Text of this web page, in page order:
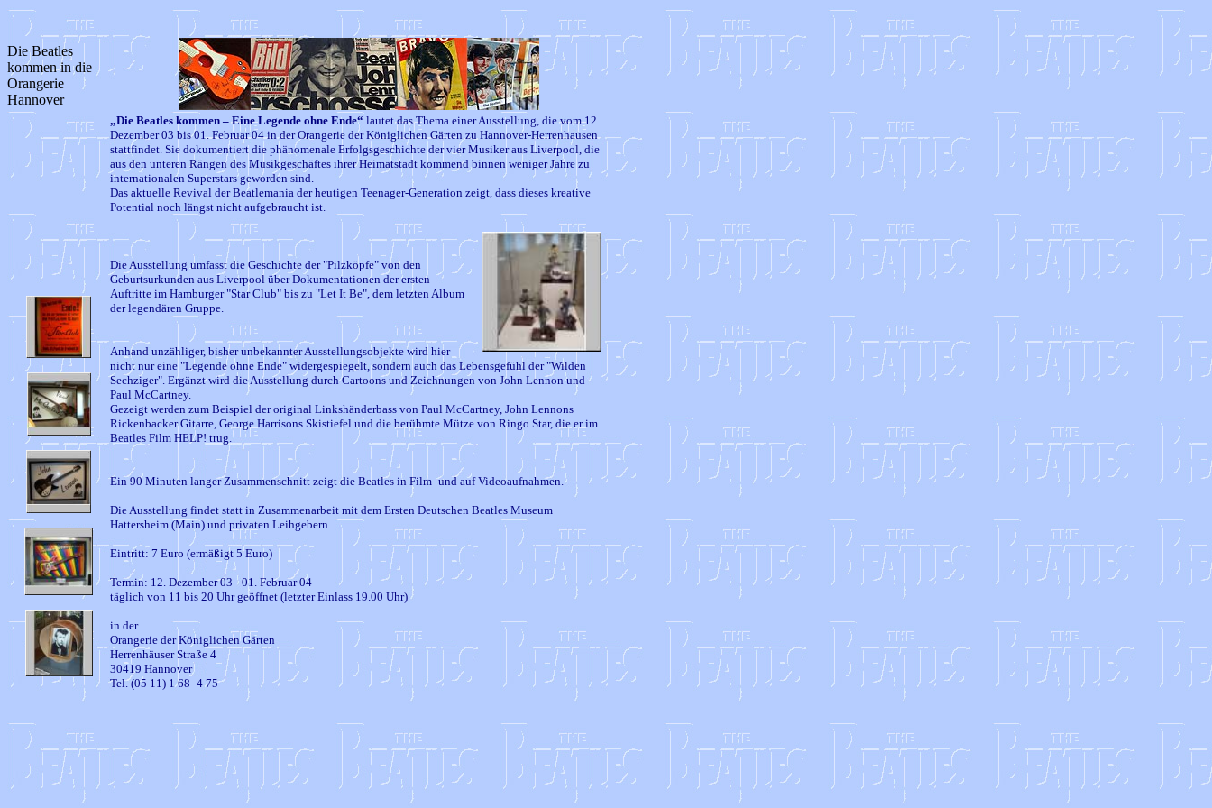
Die Beatles
kommen in die
Orangerie
Hannover
„Die Beatles kommen – Eine Legende ohne Ende“ lautet das Thema einer Ausstellung, die vom 12.
Dezember 03 bis 01. Februar 04 in der Orangerie der Königlichen Gärten zu Hannover-Herrenhausen
stattfindet. Sie dokumentiert die phänomenale Erfolgsgeschichte der vier Musiker aus Liverpool, die
aus den unteren Rängen des Musikgeschäftes ihrer Heimatstadt kommend binnen weniger Jahre zu
internationalen Superstars geworden sind.
Das aktuelle Revival der Beatlemania der heutigen Teenager-Generation zeigt, dass dieses kreative
Potential noch längst nicht aufgebraucht ist.
Die Ausstellung umfasst die Geschichte der "Pilzköpfe" von den
Geburtsurkunden aus Liverpool über Dokumentationen der ersten
Auftritte im Hamburger "Star Club" bis zu "Let It Be", dem letzten Album
der legendären Gruppe.
Anhand unzähliger, bisher unbekannter Ausstellungsobjekte wird hier
nicht nur eine "Legende ohne Ende" widergespiegelt, sondern auch das Lebensgefühl der "Wilden
Sechziger". Ergänzt wird die Ausstellung durch Cartoons und Zeichnungen von John Lennon und
Paul McCartney.
Gezeigt werden zum Beispiel der original Linkshänderbass von Paul McCartney, John Lennons
Rickenbacker Gitarre, George Harrisons Skistiefel und die berühmte Mütze von Ringo Star, die er im
Beatles Film HELP! trug.
Ein 90 Minuten langer Zusammenschnitt zeigt die Beatles in Film- und auf Videoaufnahmen.
Die Ausstellung findet statt in Zusammenarbeit mit dem Ersten Deutschen Beatles Museum
Hattersheim (Main) und privaten Leihgebern.
Eintritt: 7 Euro (ermäßigt 5 Euro)
Termin: 12. Dezember 03 - 01. Februar 04
täglich von 11 bis 20 Uhr geöffnet (letzter Einlass 19.00 Uhr)
in der
Orangerie der Königlichen Gärten
Herrenhäuser Straße 4
30419 Hannover
Tel. (05 11) 1 68 -4 75